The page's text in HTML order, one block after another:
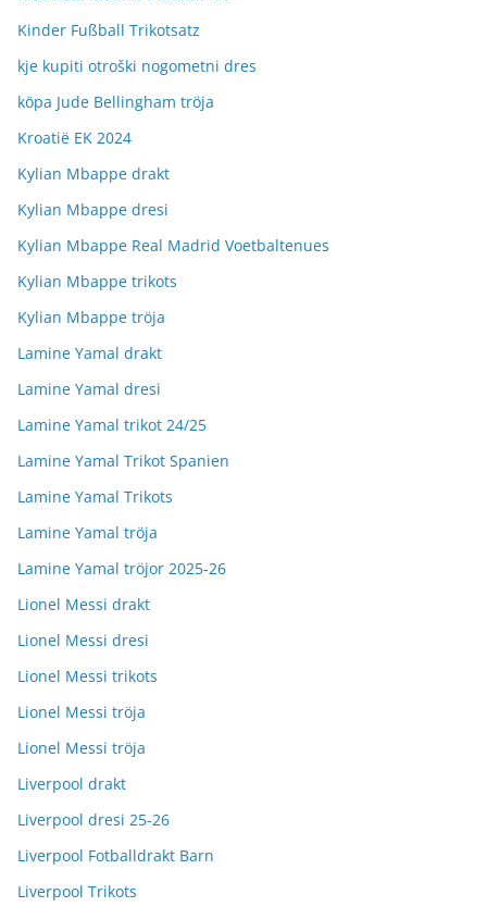
Kinder Fußball Trikotsatz
kje kupiti otroški nogometni dres
köpa Jude Bellingham tröja
Kroatië EK 2024
Kylian Mbappe drakt
Kylian Mbappe dresi
Kylian Mbappe Real Madrid Voetbaltenues
Kylian Mbappe trikots
Kylian Mbappe tröja
Lamine Yamal drakt
Lamine Yamal dresi
Lamine Yamal trikot 24/25
Lamine Yamal Trikot Spanien
Lamine Yamal Trikots
Lamine Yamal tröja
Lamine Yamal tröjor 2025-26
Lionel Messi drakt
Lionel Messi dresi
Lionel Messi trikots
Lionel Messi tröja
Lionel Messi tröja
Liverpool drakt
Liverpool dresi 25-26
Liverpool Fotballdrakt Barn
Liverpool Trikots